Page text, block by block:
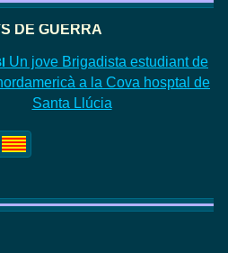
DE GUERRA
Un jove Brigadista estudiant de
a la Cova hosptal de
Santa Llúcia